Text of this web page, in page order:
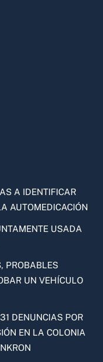
A IDENTIFICAR
AUTOMEDICACIÓN
USADA
PROBABLES
UN VEHÍCULO
DENUNCIAS POR
EN LA COLONIA